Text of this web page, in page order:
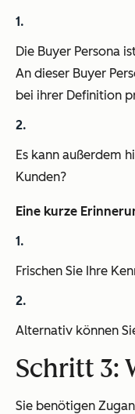
Die Buyer Persona
An dieser Buyer
bei ihrer Definition
Es kann außerdem
Kunden?
Eine kurze
Frischen Sie Ihre
Alternativ können
Schritt 3:
Sie benötigen